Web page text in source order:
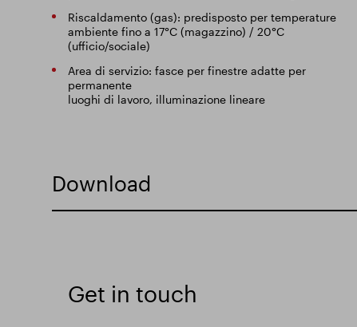
Riscaldamento (gas): predisposto per temperature
ambiente fino a 17°C (magazzino) / 20°C
(ufficio/sociale)
Area di servizio: fasce per finestre adatte per
permanente
luoghi di lavoro, illuminazione lineare
Download
Get in touch